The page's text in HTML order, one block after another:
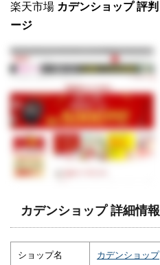
楽天市場 カデンショップ 評
ージ
カデンショップ 詳細情報
ショップ名 カデンショップ